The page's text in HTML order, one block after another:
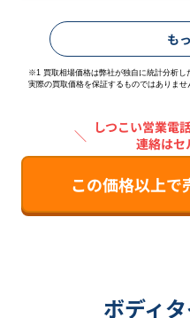
も
※1 買取相場価格は弊社が独自に統計分析し
実際の買取価格を保証するものではありませ
＼ しつこい営業電
連絡はセ
この価格以上で
ボディ